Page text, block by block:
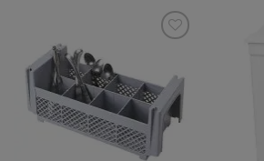
Minha
lista de
desejos